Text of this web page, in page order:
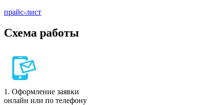
прайс-лист
Схема работы
1. Оформление заявки
онлайн или по телефону